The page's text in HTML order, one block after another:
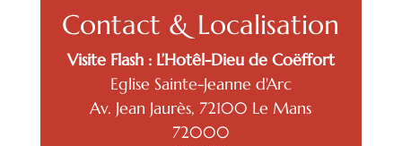
Contact & Localisation
Visite Flash : L’Hotêl-Dieu de Coëffort
Eglise Sainte-Jeanne d'Arc
Av. Jean Jaurès, 72100 Le Mans
72000